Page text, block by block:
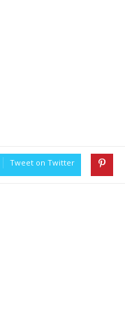
Tweet on Twitter